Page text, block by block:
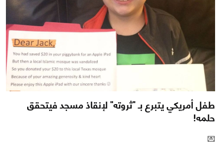
طفل أمريكي يتبرع بـ "ثروته" لإنقاذ مسجد فيتحقق
حلمه!
💌